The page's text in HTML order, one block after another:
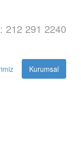
212 291 2240
Kurumsal